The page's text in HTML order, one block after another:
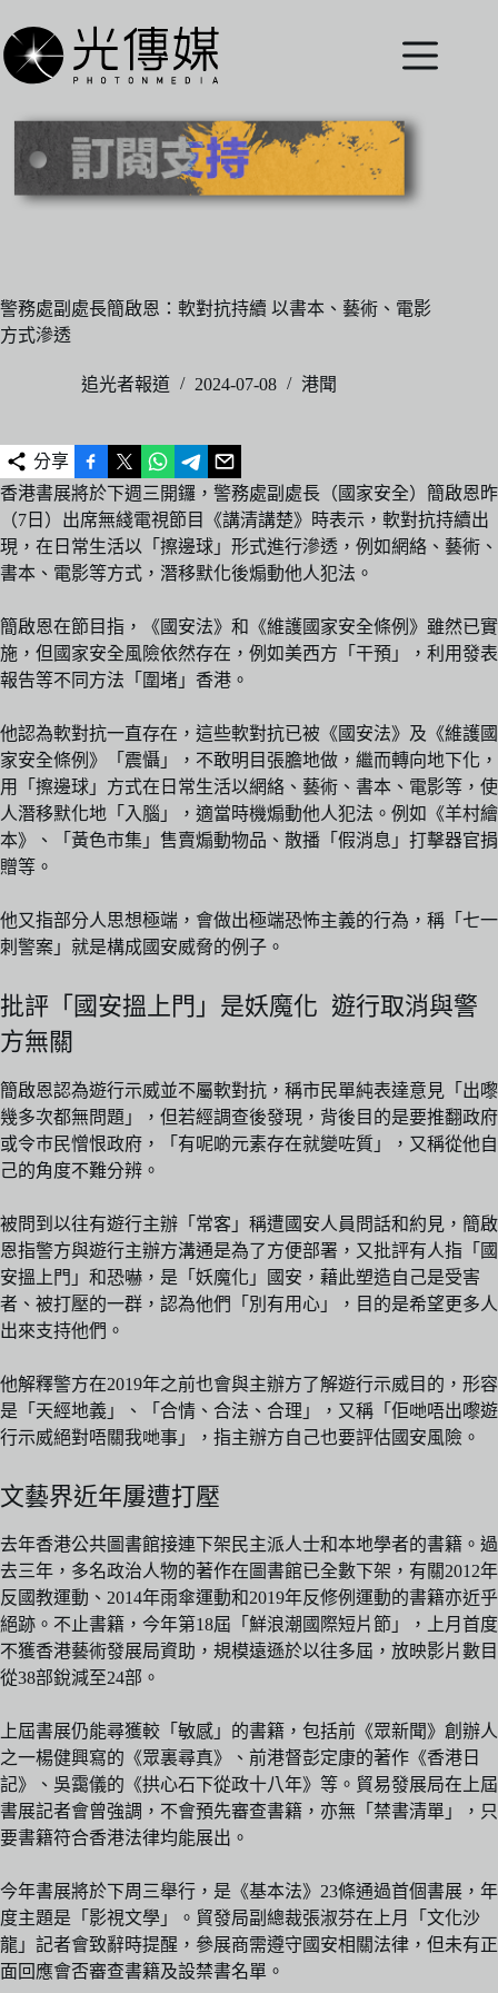
至
主
內
警務處副處長簡啟恩：軟對抗持續 以書本、藝術、電影
方式滲透
追光者報道 2024-07-08 港聞
分享
香港書展將於下週三開鑼，警務處副處長（國家安全）簡啟恩昨
（7日）出席無綫電視節目《講清講楚》時表示，軟對抗持續出
現，在日常生活以「擦邊球」形式進行滲透，例如網絡、藝術、
書本、電影等方式，潛移默化後煽動他人犯法。
簡啟恩在節目指，《國安法》和《維護國家安全條例》雖然已實
施，但國家安全風險依然存在，例如美西方「干預」，利用發表
報告等不同方法「圍堵」香港。
他認為軟對抗一直存在，這些軟對抗已被《國安法》及《維護國
家安全條例》「震懾」，不敢明目張膽地做，繼而轉向地下化，
用「擦邊球」方式在日常生活以網絡、藝術、書本、電影等，使
人潛移默化地「入腦」，適當時機煽動他人犯法。例如《羊村繪
本》、「黃色市集」售賣煽動物品、散播「假消息」打擊器官捐
贈等。
他又指部分人思想極端，會做出極端恐怖主義的行為，稱「七一
刺警案」就是構成國安威脅的例子。
批評「國安搵上門」是妖魔化 遊行取消與警
方無關
簡啟恩認為遊行示威並不屬軟對抗，稱市民單純表達意見「出嚟
幾多次都無問題」，但若經調查後發現，背後目的是要推翻政府
或令巿民憎恨政府，「有呢啲元素存在就變咗質」，又稱從他自
己的角度不難分辨。
被問到以往有遊行主辦「常客」稱遭國安人員問話和約見，簡啟
恩指警方與遊行主辦方溝通是為了方便部署，又批評有人指「國
安搵上門」和恐嚇，是「妖魔化」國安，藉此塑造自己是受害
者、被打壓的一群，認為他們「別有用心」，目的是希望更多人
出來支持他們。
他解釋警方在2019年之前也會與主辦方了解遊行示威目的，形容
是「天經地義」、「合情、合法、合理」，又稱「佢哋唔出嚟遊
行示威絕對唔關我哋事」，指主辦方自己也要評估國安風險。
文藝界近年屢遭打壓
去年香港公共圖書館接連下架民主派人士和本地學者的書籍。過
去三年，多名政治人物的著作在圖書館已全數下架，有關2012年
反國教運動、2014年雨傘運動和2019年反修例運動的書籍亦近乎
絕跡。不止書籍，今年第18屆「鮮浪潮國際短片節」，上月首度
不獲香港藝術發展局資助，規模遠遜於以往多屆，放映影片數目
從38部銳減至24部。
上屆書展仍能尋獲較「敏感」的書籍，包括前《眾新聞》創辦人
之一楊健興寫的《眾裏尋真》、前港督彭定康的著作《香港日
記》、吳靄儀的《拱心石下從政十八年》等。貿易發展局在上屆
書展記者會曾強調，不會預先審查書籍，亦無「禁書清單」，只
要書籍符合香港法律均能展出。
今年書展將於下周三舉行，是《基本法》23條通過首個書展，年
度主題是「影視文學」。貿發局副總裁張淑芬在上月「文化沙
龍」記者會致辭時提醒，參展商需遵守國安相關法律，但未有正
面回應會否審查書籍及設禁書名單。